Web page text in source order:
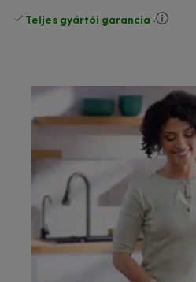
Teljes gyártói garancia .